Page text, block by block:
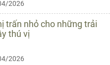
2026
trấn nhỏ cho những trải
thú vị
2026